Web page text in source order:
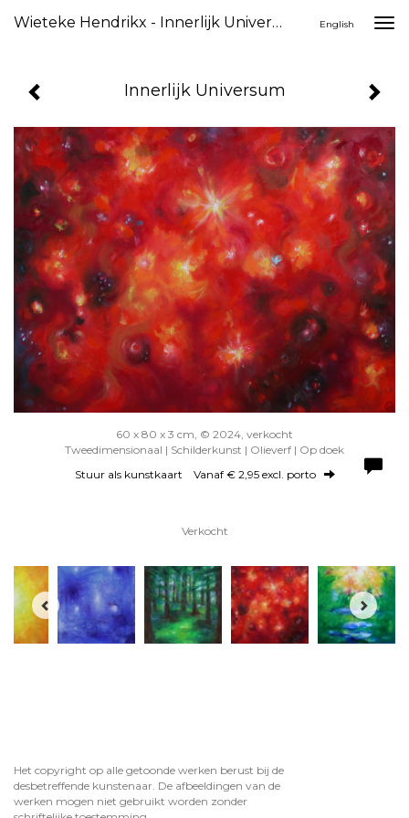
Wieteke Hendrikx - Innerlijk Universum English
Innerlijk Universum
60 x 80 x 3 cm, © 2024, verkocht
Tweedimensionaal | Schilderkunst | Olieverf | Op doek
Stuur als kunstkaart Vanaf € 2,95 excl. porto
Verkocht
Het copyright op alle getoonde werken berust bij de
desbetreffende kunstenaar. De afbeeldingen van de
werken mogen niet gebruikt worden zonder